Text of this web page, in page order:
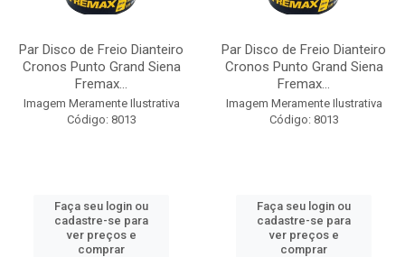
Par Disco de Freio Dianteiro
Cronos Punto Grand Siena
Fremax...
Imagem Meramente Ilustrativa
Código: 8013
Faça seu login ou
cadastre-se para
ver preços e
comprar
Par Disco de Freio Dianteiro
Cronos Punto Grand Siena
Fremax...
Imagem Meramente Ilustrativa
Código: 8013
Faça seu login ou
cadastre-se para
ver preços e
comprar